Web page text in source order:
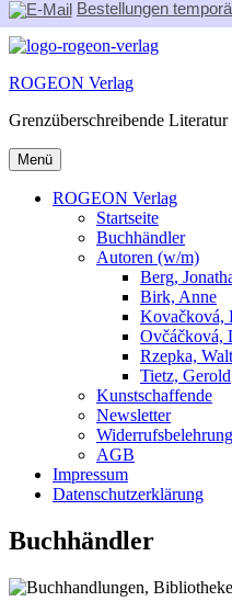
Bestellungen
Zum
springen
ROGEON Verlag
Grenzüberschreibende Literatur
Menü
ROGEON Verlag
Startseite
Buchhändler
Autoren (w/m)
Berg,
Birk, Anne
Kovačková,
Ovčáčková,
Rzepka,
Tietz, Gerold
Kunstschaffende
Newsletter
Widerrufsbelehrung
AGB
Impressum
Datenschutzerklärung
Buchhändler